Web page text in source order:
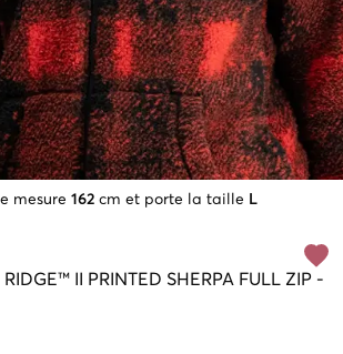
mesure 162 cm et porte la taille L
RIDGE™ II PRINTED SHERPA FULL ZIP -